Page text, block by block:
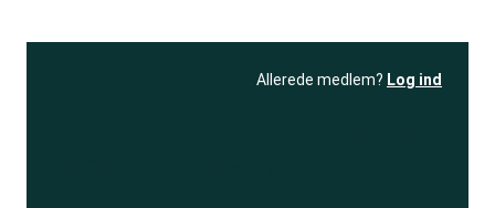
Allerede medlem? Log ind